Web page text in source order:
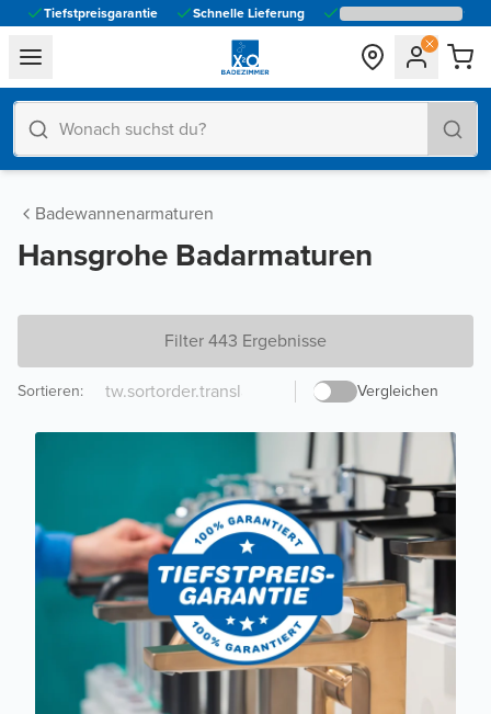
Tiefstpreisgarantie Schnelle Lieferung
general.navigation.toggle_menu.label
Badewannenarmaturen
Hansgrohe Badarmaturen
Filter 443 Ergebnisse
Vergleichen
Sortieren: